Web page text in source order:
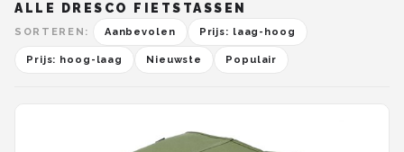
ALLE DRESCO FIETSTASSEN
SORTEREN: Aanbevolen Prijs: laag-hoog
Prijs: hoog-laag Nieuwste Populair